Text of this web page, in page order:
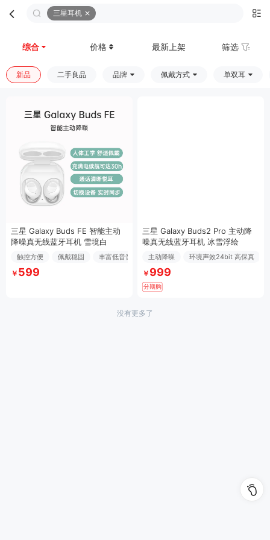
三星耳机
综合 价格 最新上架 筛选
新品 二手良品 品牌 佩戴方式 单双耳
三星 Galaxy Buds FE 智能主动
降噪真无线蓝牙耳机 雪境白
触控方便 佩戴稳固 丰富低音音效
￥ 599
三星 Galaxy Buds2 Pro 主动降
噪真无线蓝牙耳机 冰雪浮绘
主动降噪 环境声效24bit 高保真
￥ 999
分期购
没有更多了